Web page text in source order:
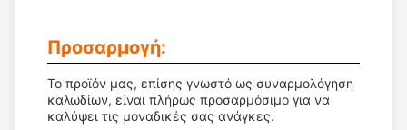
Προσαρμογή:
Το προϊόν μας, επίσης γνωστό ως συναρμολόγηση
καλωδίων, είναι πλήρως προσαρμόσιμο για να
καλύψει τις μοναδικές σας ανάγκες.